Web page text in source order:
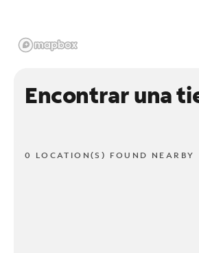
Encontrar una
0 LOCATION(S) FOUND NEARBY